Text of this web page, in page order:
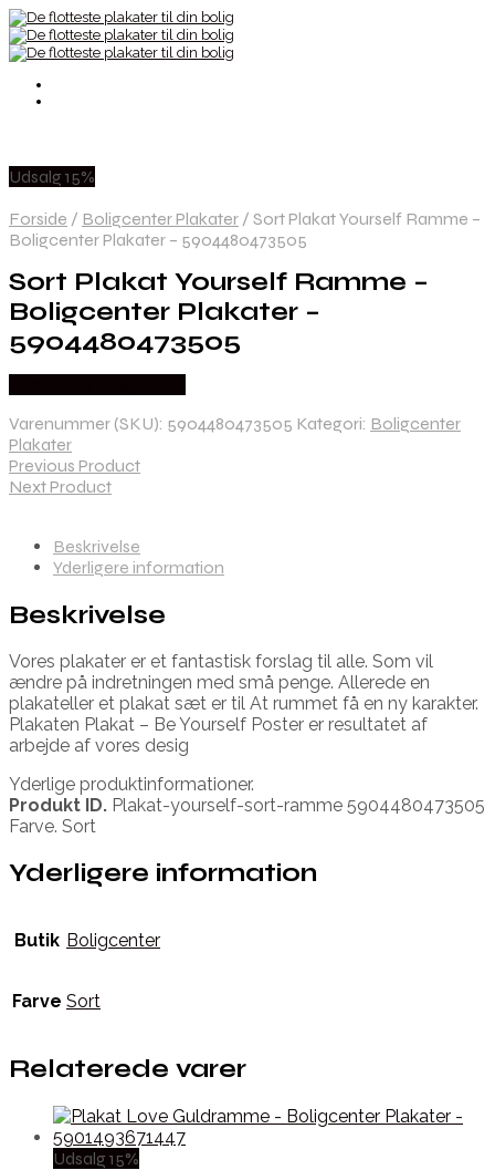
Udsalg 15%
Forside / Boligcenter Plakater / Sort Plakat Yourself Ramme –
Boligcenter Plakater – 5904480473505
Sort Plakat Yourself Ramme –
Boligcenter Plakater –
5904480473505
Varenummer (SKU): 5904480473505 Kategori: Boligcenter
Plakater
Previous Product
Next Product
Beskrivelse
Yderligere information
Beskrivelse
Vores plakater er et fantastisk forslag til alle. Som vil
ændre på indretningen med små penge. Allerede en
plakateller et plakat sæt er til At rummet få en ny karakter.
Plakaten Plakat – Be Yourself Poster er resultatet af
arbejde af vores desig
Yderlige produktinformationer.
Produkt ID. Plakat-yourself-sort-ramme 5904480473505
Farve. Sort
Yderligere information
Butik Boligcenter
Farve Sort
Relaterede varer
Udsalg 15%